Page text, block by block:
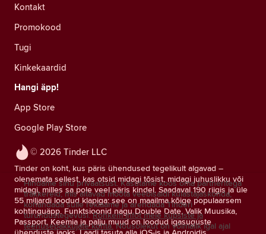
© 2026 Tinder LLC
Tinder on koht, kus päris ühendused tegelikult algavad –
olenemata sellest, kas otsid midagi tõsist, midagi juhuslikku või
midagi, milles sa pole veel päris kindel. Saadaval 190 riigis ja üle
55 miljardi loodud klapiga: see on maailma kõige populaarsem
kohtinguäpp. Funktsioonid nagu Double Date, Valik Muusika,
Passport, Keemia ja palju muud on loodud igasuguste
Kontakt
Promokood
Tugi
Kinkekaardid
Hangi äpp!
App Store
Google Play Store
Hindame sinu privaatsust. Kasutame koos oma partneritega
träkkereid, mis aitavad mõõta veebisaidi külastajaskonda,
kohandada sulle reklaame ja arendada Tinderi
turundustegevusi. Rohkem infot meie küpsiste ja
teenusepakkujate kohta. Nõusolekut on võimalik igal ajal